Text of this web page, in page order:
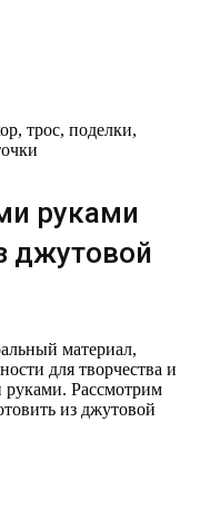
трос, поделки,
руками
джутовой
материал,
для творчества и
руками. Рассмотрим
из джутовой